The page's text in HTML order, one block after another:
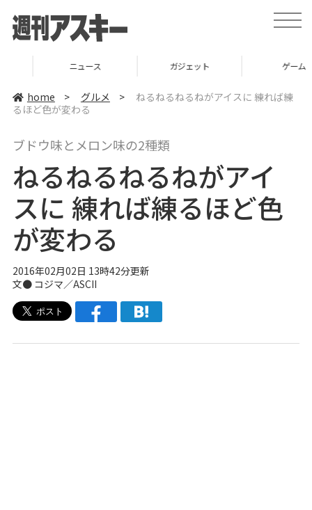
t
o
e
a
v
ガジェット
home > グルメ >
ねるねるねるねがアイスに 練れば練
るほど色が変わる
ブドウ味とメロン味の2種類
ねるねるねるねがアイ
スに 練れば練るほど色
が変わる
2016年02月02日 13時42分更新
文● コジマ／ASCII